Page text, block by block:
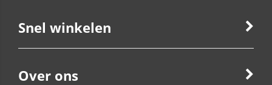
Snel winkelen
Over ons